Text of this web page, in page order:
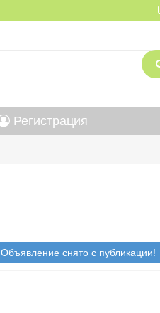
Регистрация
Объявление снято с публикации!